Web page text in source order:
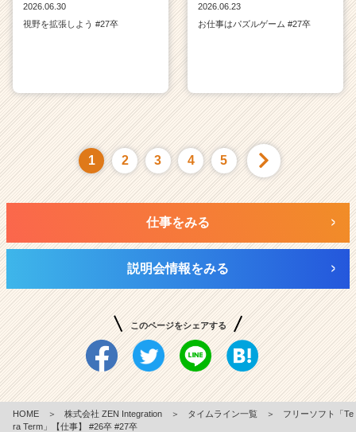
2026.06.30
視野を拡張しよう #27卒
2026.06.23
お仕事はパズルゲーム #27卒
1 2 3 4 5
仕事をみる
説明会情報をみる
このページをシェアする
HOME ＞ 株式会社 ZEN Integration ＞ タイムライン一覧 ＞
フリーソフト「Te
ra Term」【仕事】 #26卒 #27卒